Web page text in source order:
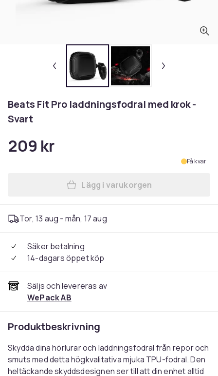
Beats Fit Pro laddningsfodral med krok -
Svart
209 kr
Få kvar
Lägg till Beats Fit Pro
Lägg i varukorgen
Tor, 13 aug - mån, 17 aug
Säker betalning
14-dagars öppet köp
Säljs och levereras av
WePack AB
Produktbeskrivning
Skydda dina hörlurar och laddningsfodral från repor och
smuts med detta högkvalitativa mjuka TPU-fodral. Den
heltäckande skyddsdesignen ser till att din enhet alltid